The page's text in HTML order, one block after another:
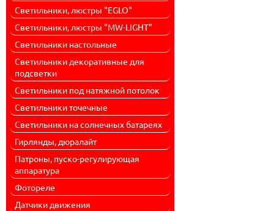
Светильники, люстры "EGLO"
Светильники, люстры "MW-LIGHT"
Светильники настольные
Светильники декоративные для
подсветки
Светильники под натяжной потолок
Светильники точечные
Светильники на солнечных батареях
Гирлянды, дюралайт
Патроны, пуско-регулирующая
аппаратура
Фотореле
Датчики движения